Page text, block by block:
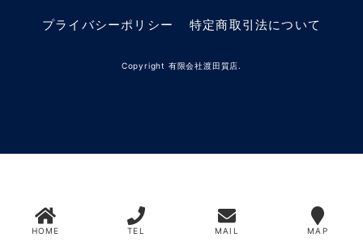
プライバシーポリシー 特定商取引法について
Copyright 有限会社渡田質店.
HOME TEL MAIL MAP